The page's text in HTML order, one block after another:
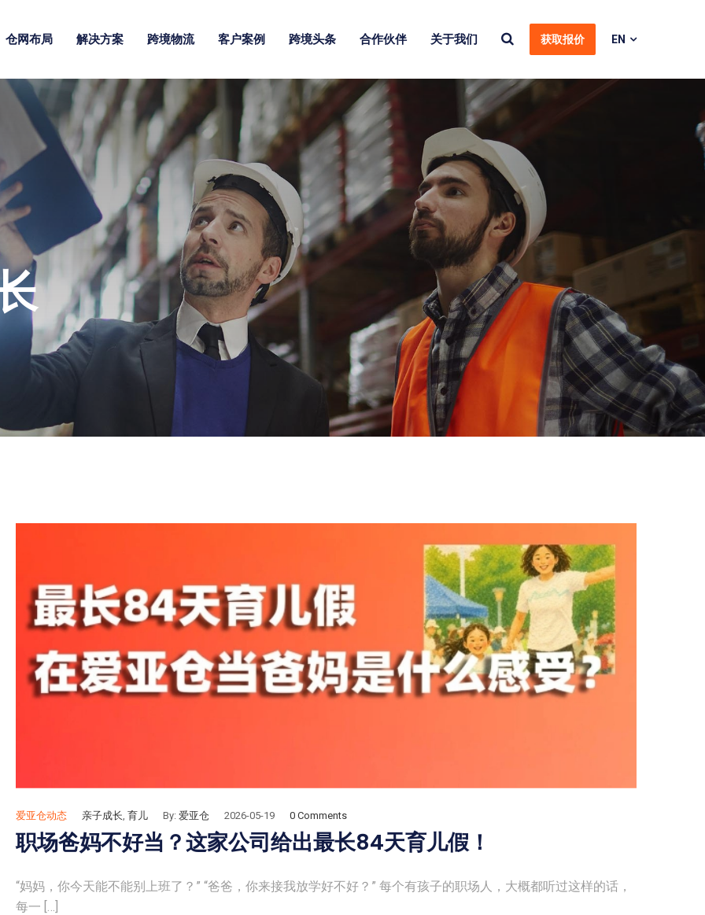
仓网布局 解决方案 跨境物流 客户案例 跨境头条 合作伙伴 关于我们 获取报价 EN
爱亚仓动态 亲子成长 育儿 By: 爱亚仓 2026-05-19 0 Comments
职场爸妈不好当？这家公司给出最长84天育儿假！
“妈妈，你今天能不能别上班了？” “爸爸，你来接我放学好不好？” 每个有孩子的职场人，大概都听过这样的话，
每一 […]